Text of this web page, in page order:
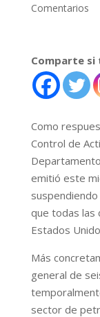
Comentarios
Comparte si
Como
Control de
emitió este
que todas las
Estados
Más
general de
sector de